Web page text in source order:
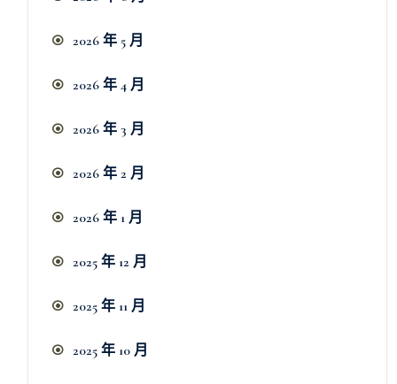
2026 年 5 月
2026 年 4 月
2026 年 3 月
2026 年 2 月
2026 年 1 月
2025 年 12 月
2025 年 11 月
2025 年 10 月